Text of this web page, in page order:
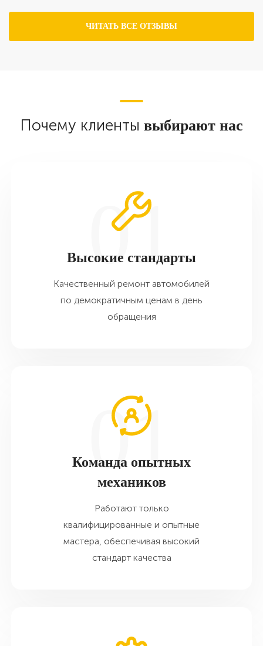
ЧИТАТЬ ВСЕ ОТЗЫВЫ
Почему клиенты выбирают нас
Высокие стандарты
Качественный ремонт автомобилей
по демократичным ценам в день
обращения
Команда опытных
механиков
Работают только
квалифицированные и опытные
мастера, обеспечивая высокий
стандарт качества